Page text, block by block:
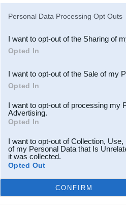
Downstream Participants
third parties.
Personal Data Processing Opt Outs
I want to opt-out of the Sharing of
Opted In
I want to opt-out of the Sale of my
Opted In
I want to opt-out of processing my
Advertising.
Opted In
I want to opt-out of Collection,
of my Personal Data that Is
it was collected.
Opted Out
CONFIRM